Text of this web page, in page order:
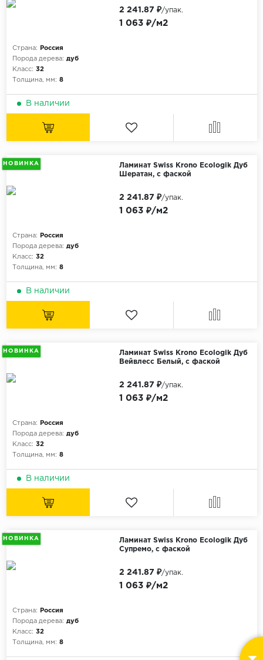
Страна:
Россия
Порода дерева: дуб
Класс: 32
Толщина, мм: 8
1 063 ₽/м2
2 241.87 ₽/упак.
В наличии
НОВИНКА
Ламинат Swiss Krono Ecologik Дуб
Шератан, с фаской
Страна:
Россия
Порода дерева: дуб
Класс: 32
Толщина, мм: 8
1 063 ₽/м2
2 241.87 ₽/упак.
В наличии
НОВИНКА
Ламинат Swiss Krono Ecologik Дуб
Вейвлесс Белый, с фаской
Страна:
Россия
Порода дерева: дуб
Класс: 32
Толщина, мм: 8
1 063 ₽/м2
2 241.87 ₽/упак.
В наличии
НОВИНКА
Ламинат Swiss Krono Ecologik Дуб
Супремо, с фаской
Страна:
Россия
Порода дерева: дуб
Класс: 32
Толщина, мм: 8
1 063 ₽/м2
2 241.87 ₽/упак.